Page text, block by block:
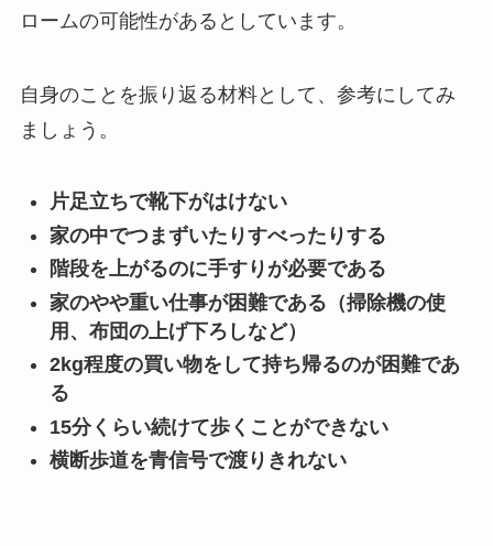
ロームの可能性があるとしています。
自身のことを振り返る材料として、参考にしてみ
ましょう。
片足立ちで靴下がはけない
家の中でつまずいたりすべったりする
階段を上がるのに手すりが必要である
家のやや重い仕事が困難である（掃除機の使
用、布団の上げ下ろしなど）
2kg程度の買い物をして持ち帰るのが困難であ
る
15分くらい続けて歩くことができない
横断歩道を青信号で渡りきれない